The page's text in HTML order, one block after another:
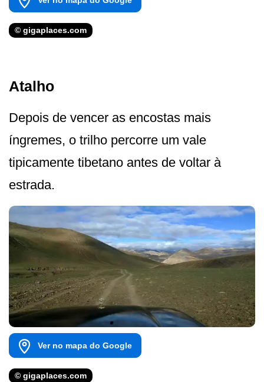
© gigaplaces.com
Atalho
Depois de vencer as encostas mais
íngremes, o trilho percorre um vale
tipicamente tibetano antes de voltar à
estrada.
Ver no mapa do Google
© gigaplaces.com